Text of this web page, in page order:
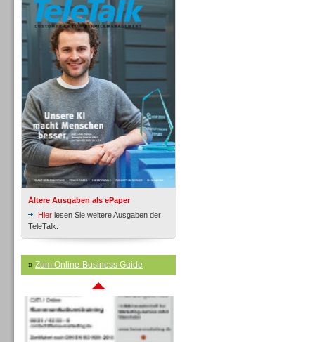
Ältere Ausgaben als ePaper
Hier lesen Sie weitere Ausgaben der
TeleTalk.
» Zum Online-Business Guide
Inbound
Inbound